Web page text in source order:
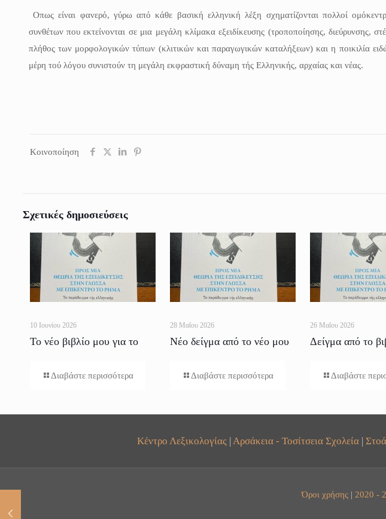
Οπως είναι φανερό, γύρω από κάθε βασική ελληνική λέξη σχηματίζονται πολλοί
συνθέτων που εκτείνονται σε μια μεγάλη κλίμακα εξειδίκευσης (τροποποίησης, διεύρυνσης,
πλήθος των μορφολογικών τύπων (κλιτικών και παραγωγικών καταλήξεων) και η ποικιλία
μέρη τού λόγου συνιστούν τη μεγάλη εκφραστική δύναμη τής Ελληνικής, αρχαίας και νέας.
Κοινοποίηση
Σχετικές δημοσιεύσεις
10 Ιουνίου 2026
Το νέο βιβλίο μου για το
Διαβάστε περισσότερα
28 Μαΐου 2026
Νέο δείγμα από το νέο μου
Διαβάστε περισσότερα
26 Μαΐου 2026
Δείγμα από το
Διαβάστε
Κέντρο Λεξικολογίας| Αρσάκεια - Τοσίτσεια Σχολεία|
Όροι χρήσης | 2020 -